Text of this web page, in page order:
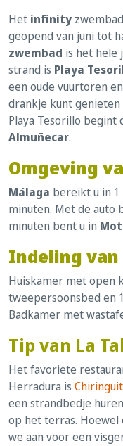
Het infinity
geopend van juni tot
zwembad is het hele
strand is Playa
een oude vuurtoren
drankje kunt genieten
Playa Tesorillo begint
Almuñecar.
Omgeving
Málaga bereikt u in 1
minuten. Met de auto
minuten bent u in
Indeling
Huiskamer met open
tweepersoonsbed en
Badkamer met
Tip van La
Het favoriete
Herradura is
een strandbedje
op het terras.
we aan voor een